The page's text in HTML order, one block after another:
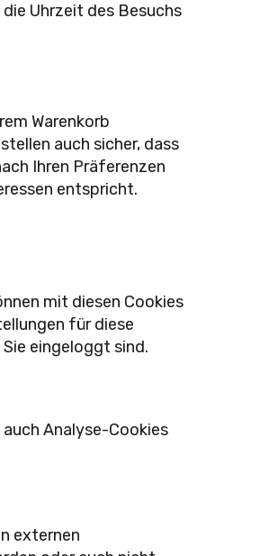
Uhrzeit des Besuchs
Warenkorb
auch sicher, dass
Ihren Präferenzen
entspricht.
mit diesen Cookies
für diese
eingeloggt sind.
Analyse-Cookies
externen